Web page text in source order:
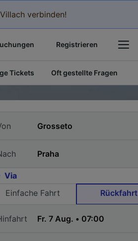
verbinden!
Registrieren
Tickets Oft gestellte Fragen
Via
Einfache Fahrt
Rückfahrt